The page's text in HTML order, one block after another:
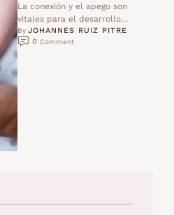
La conexión y el apego son
vitales para el desarrollo
humanoLa conexión y el apego
ocurren cuando respondes …
By JOHANNES RUIZ PITRE
0 Comment